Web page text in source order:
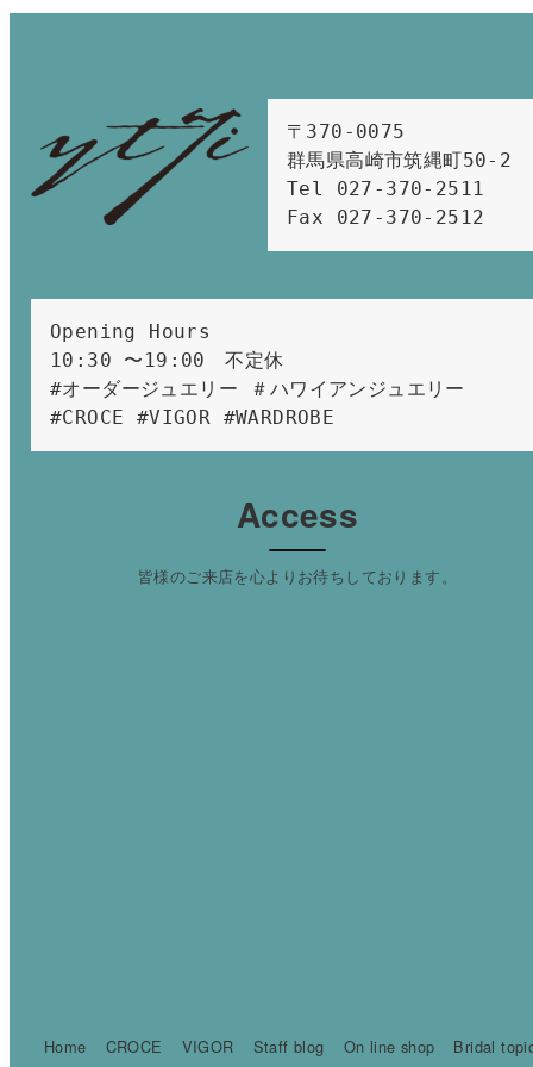
〒370-0075
群馬県高崎市筑縄町50-2
Tel 027-370-2511
Fax 027-370-2512
Opening Hours
10:30 〜19:00　不定休
#オーダージュエリー ＃ハワイアンジュエリー
#CROCE #VIGOR #WARDROBE
Access
皆様のご来店を心よりお待ちしております。
Home CROCE VIGOR Staff blog On line shop
Bridal